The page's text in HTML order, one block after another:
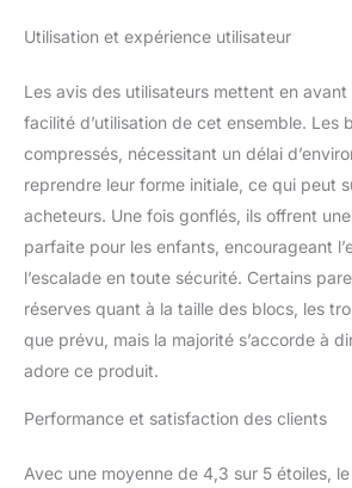
Facile à
ces blocs
nettoyer. Ils
de
un
lavage sans
effort.
pratique :
compressé
ne nécessite
atténue les
Utilisation et expérience utilisateur
Les avis des utilisateurs mettent en avant
facilité d’utilisation de cet ensemble. Les
compressés, nécessitant un délai
reprendre leur forme initiale, ce qui peut
acheteurs. Une fois gonflés, ils offrent
parfaite pour les enfants, encourageant
l’escalade en toute sécurité. Certains
réserves quant à la taille des blocs, les
que prévu, mais la majorité s’accorde à
adore ce produit.
Performance et satisfaction des clients
Avec une moyenne de 4,3 sur 5 étoiles,